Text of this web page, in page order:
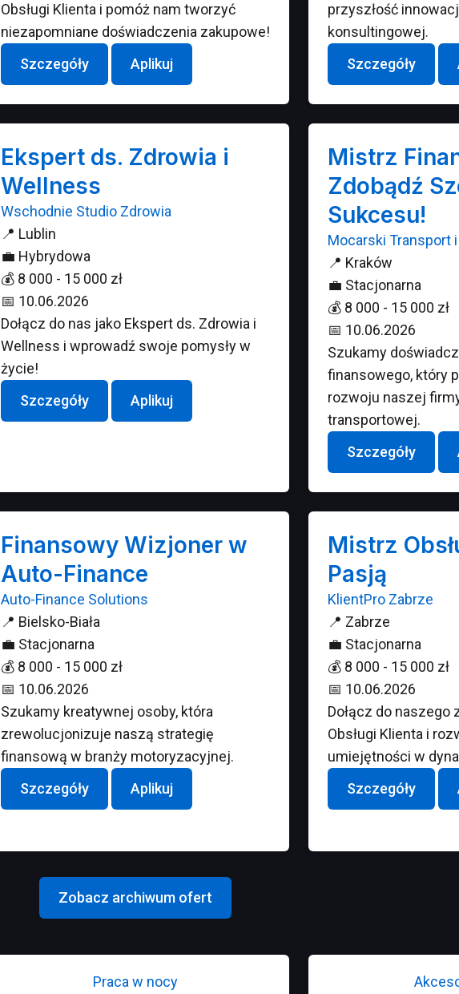
Obsługi Klienta i pomóż nam tworzyć
niezapomniane doświadczenia zakupowe!
Szczegóły
Aplikuj
przyszłość
konsultingowej.
Szczegóły
Ekspert ds. Zdrowia i
Wellness
Wschodnie Studio Zdrowia
📍 Lublin
💼 Hybrydowa
💰 8 000 - 15 000 zł
📅 10.06.2026
Dołącz do nas jako Ekspert ds. Zdrowia i
Wellness i wprowadź swoje pomysły w
życie!
Szczegóły
Aplikuj
Mistrz
Zdobądź
Sukcesu!
Mocarski Transport
📍 Kraków
💼 Stacjonarna
💰 8 000 - 15 000 zł
📅 10.06.2026
Szukamy
finansowego, który
rozwoju naszej
transportowej.
Szczegóły
Finansowy Wizjoner w
Auto-Finance
Auto-Finance Solutions
📍 Bielsko-Biała
💼 Stacjonarna
💰 8 000 - 15 000 zł
📅 10.06.2026
Szukamy kreatywnej osoby, która
zrewolucjonizuje naszą strategię
finansową w branży motoryzacyjnej.
Szczegóły
Aplikuj
Mistrz
Pasją
KlientPro Zabrze
📍 Zabrze
💼 Stacjonarna
💰 8 000 - 15 000 zł
📅 10.06.2026
Dołącz do naszego
Obsługi Klienta i
umiejętności w
Szczegóły
Zobacz archiwum ofert
Praca w nocy